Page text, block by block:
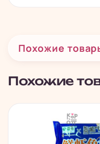
Похожие
Похожие